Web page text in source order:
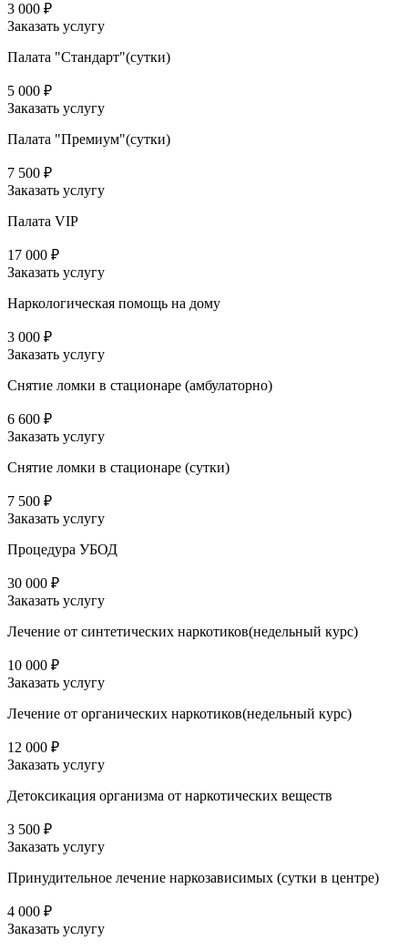
3 000 ₽
Заказать услугу
Палата "Стандарт"(сутки)
5 000 ₽
Заказать услугу
Палата "Премиум"(сутки)
7 500 ₽
Заказать услугу
Палата VIP
17 000 ₽
Заказать услугу
Наркологическая помощь на дому
3 000 ₽
Заказать услугу
Снятие ломки в стационаре (амбулаторно)
6 600 ₽
Заказать услугу
Снятие ломки в стационаре (сутки)
7 500 ₽
Заказать услугу
Процедура УБОД
30 000 ₽
Заказать услугу
Лечение от синтетических наркотиков(недельный курс)
10 000 ₽
Заказать услугу
Лечение от органических наркотиков(недельный курс)
12 000 ₽
Заказать услугу
Детоксикация организма от наркотических веществ
3 500 ₽
Заказать услугу
Принудительное лечение наркозависимых (сутки в центре)
4 000 ₽
Заказать услугу